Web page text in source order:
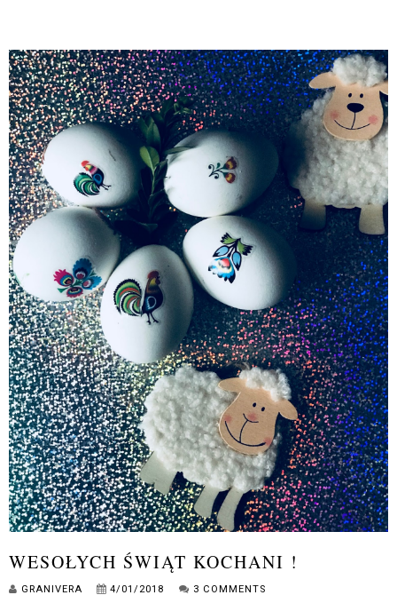
WESOŁYCH ŚWIĄT KOCHANI !
GRANIVERA 4/01/2018 3 COMMENTS